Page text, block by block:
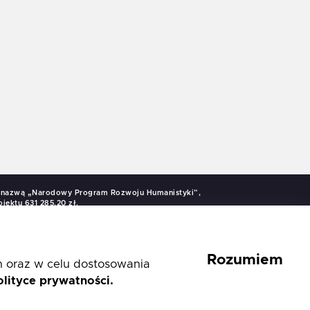
„Narodowy Program Rozwoju Humanistyki”,
631 285,20 zł.
w celu dostosowania
prywatności.
Rozumiem